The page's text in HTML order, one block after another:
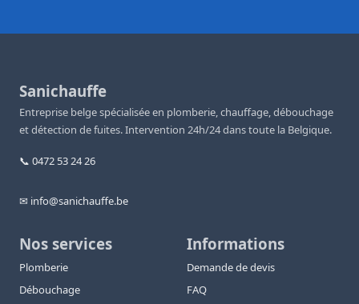
Sanichauffe
Entreprise belge spécialisée en plomberie, chauffage, débouchage
et détection de fuites. Intervention 24h/24 dans toute la Belgique.
📞 0472 53 24 26
✉ info@sanichauffe.be
Nos services
Plomberie
Débouchage
Informations
Demande de devis
FAQ